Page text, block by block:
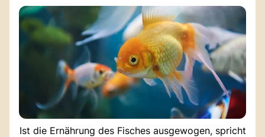
Ist die Ernährung des Fisches ausgewogen, spricht